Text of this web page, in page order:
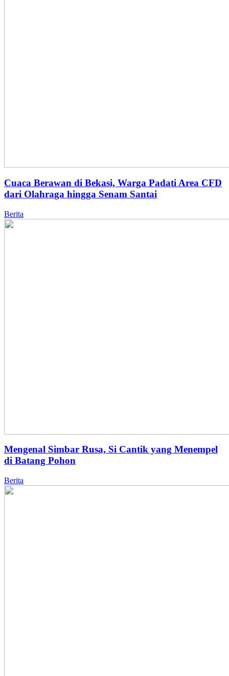
Cuaca Berawan di Bekasi, Warga Padati Area CFD
dari Olahraga hingga Senam Santai
Berita
Mengenal Simbar Rusa, Si Cantik yang Menempel
di Batang Pohon
Berita